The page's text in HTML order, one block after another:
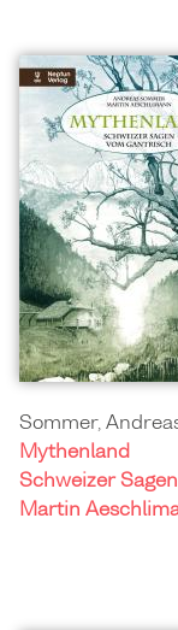
Sommer,
Mythenland
Schweizer
Martin